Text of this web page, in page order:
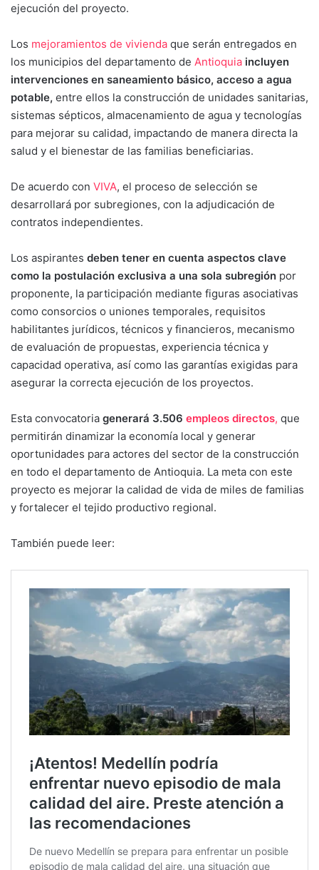
ejecución del proyecto.
Los mejoramientos de vivienda que serán entregados en
los municipios del departamento de Antioquia incluyen
intervenciones en saneamiento básico, acceso a agua
potable, entre ellos la construcción de unidades sanitarias,
sistemas sépticos, almacenamiento de agua y tecnologías
para mejorar su calidad, impactando de manera directa la
salud y el bienestar de las familias beneficiarias.
De acuerdo con VIVA, el proceso de selección se
desarrollará por subregiones, con la adjudicación de
contratos independientes.
Los aspirantes deben tener en cuenta aspectos clave
como la postulación exclusiva a una sola subregión por
proponente, la participación mediante figuras asociativas
como consorcios o uniones temporales, requisitos
habilitantes jurídicos, técnicos y financieros, mecanismo
de evaluación de propuestas, experiencia técnica y
capacidad operativa, así como las garantías exigidas para
asegurar la correcta ejecución de los proyectos.
Esta convocatoria generará 3.506 empleos directos, que
permitirán dinamizar la economía local y generar
oportunidades para actores del sector de la construcción
en todo el departamento de Antioquia. La meta con este
proyecto es mejorar la calidad de vida de miles de familias
y fortalecer el tejido productivo regional.
También puede leer: